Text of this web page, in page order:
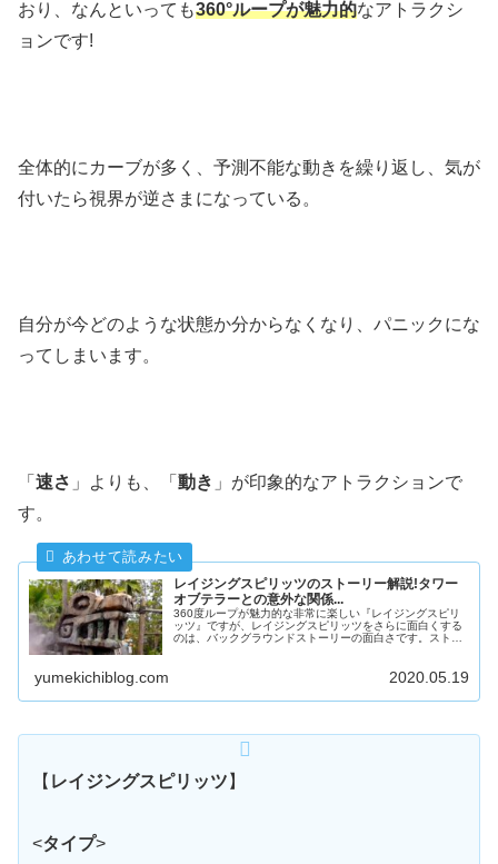
おり、なんといっても360°ループが魅力的なアトラクシ
ョンです!
全体的にカーブが多く、予測不能な動きを繰り返し、気が
付いたら視界が逆さまになっている。
自分が今どのような状態か分からなくなり、パニックにな
ってしまいます。
「 速さ 」よりも、「 動き 」が印象的なアトラクションで
す。
レイジングスピリッツのストーリー解説!タワー
オブテラーとの意外な関係...
360度ループが魅力的な非常に楽しい『レイジングスピリ
ッツ』ですが、レイジングスピリッツをさらに面白くする
のは、バックグラウンドストーリーの面白さです。ストー
yumekichiblog.com 2020.05.19
【 レイジングスピリッツ 】
<タイプ>